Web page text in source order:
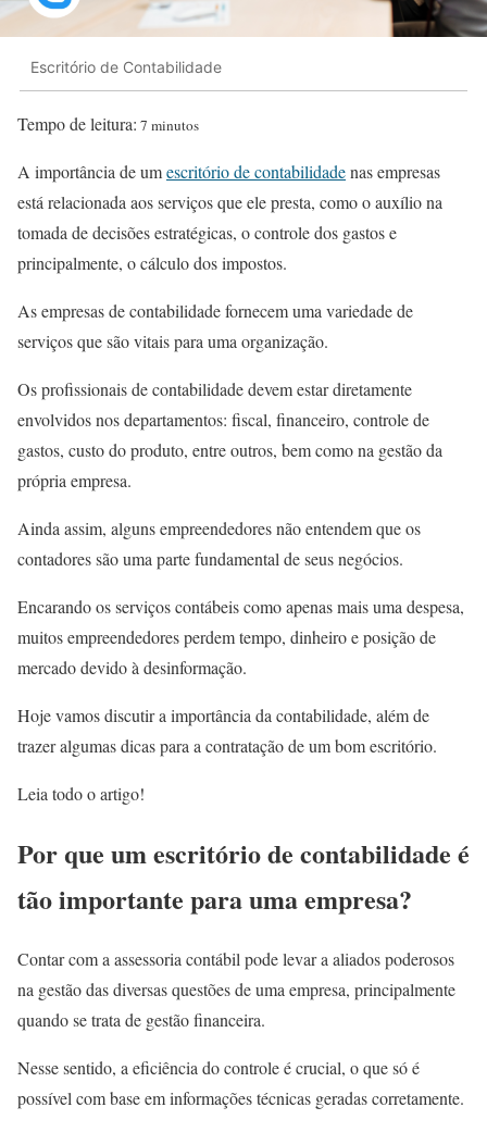
Escritório de Contabilidade
Tempo de leitura: 7 minutos
A importância de umescritório de contabilidadenas empresas
está relacionada aos serviços que ele presta, como o auxílio na
tomada de decisões estratégicas, o controle dos gastos e
principalmente, o cálculo dos impostos.
As empresas de contabilidade fornecem uma variedade de
serviços que são vitais para uma organização.
Os profissionais de contabilidade devem estar diretamente
envolvidos nos departamentos: fiscal, financeiro, controle de
gastos, custo do produto, entre outros, bem como na gestão da
própria empresa.
Ainda assim, alguns empreendedores não entendem que os
contadores são uma parte fundamental de seus negócios.
Encarando os serviços contábeis como apenas mais uma despesa,
muitos empreendedores perdem tempo, dinheiro e posição de
mercado devido à desinformação.
Hoje vamos discutir a importância da contabilidade, além de
trazer algumas dicas para a contratação de um bom escritório.
Leia todo o artigo!
Por que um escritório de contabilidade é
tão importante para uma empresa?
Contar com a assessoria contábil pode levar a aliados poderosos
na gestão das diversas questões de uma empresa, principalmente
quando se trata de gestão financeira.
Nesse sentido, a eficiência do controle é crucial, o que só é
possível com base em informações técnicas geradas corretamente.